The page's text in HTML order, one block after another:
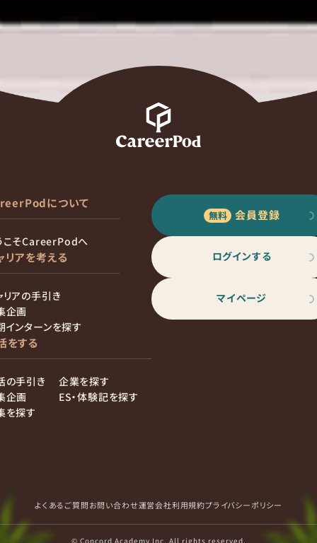
について
こそCareerPodへ
リアを考える
リアの手引き
企画
インターンを探す
をする
の手引き
企画
を探す
企業を探す
ES・体験記を探す
会員登録
ログインする
マイページ
よくあるご質問お問い合わせ運営会社利用規約プライバシーポリシー
© Concord Academy Inc. All rights reserved.